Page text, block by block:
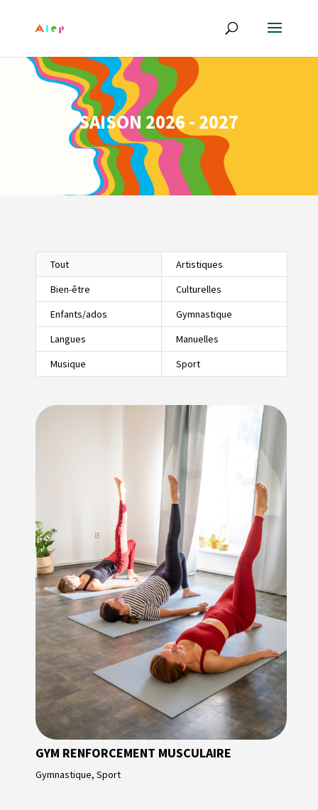
SAISON 2026 - 2027
Tout
Artistiques
Bien-être
Culturelles
Enfants/ados
Gymnastique
Langues
Manuelles
Musique
Sport
GYM RENFORCEMENT MUSCULAIRE
Gymnastique,Sport